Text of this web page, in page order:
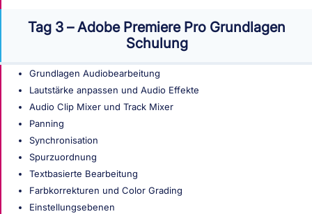
Tag 3 – Adobe Premiere Pro Grundlagen
Schulung
Grundlagen Audiobearbeitung
Lautstärke anpassen und Audio Effekte
Audio Clip Mixer und Track Mixer
Panning
Synchronisation
Spurzuordnung
Textbasierte Bearbeitung
Farbkorrekturen und Color Grading
Einstellungsebenen